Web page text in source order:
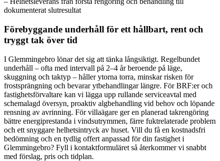
dokumenterat slutresultat
Förebyggande underhåll för ett hållbart, rent och
tryggt tak över tid
I Glemmingebro lönar det sig att tänka långsiktigt. Regelbundet
underhåll – ofta med intervall på 2–4 år beroende på läge,
skuggning och taktyp – håller ytorna torra, minskar risken för
frostsprängning och bevarar ytbehandlingar längre. För BRF:er och
fastighetsförvaltare kan vi lägga upp rullande serviceavtal med
schemalagd översyn, proaktiv algbehandling vid behov och löpande
rensning av avrinning. För villaägare ger en planerad takrengöring
bättre energiprestanda i vindsutrymmen, färre fuktrelaterade problem
och ett snyggare helhetsintryck av huset. Vill du få en kostnadsfri
bedömning och en tydlig offert anpassad för din fastighet i
Glemmingebro? Fyll i kontaktformuläret så återkommer vi snabbt
med förslag, pris och tidplan.